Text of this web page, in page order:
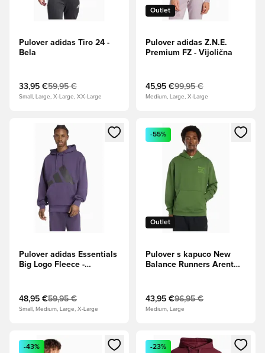
Pulover adidas Tiro 24 -
Bela
33,95 €59,95 €
Small, Large, X-Large, XX-Large
Outlet
Pulover adidas Z.N.E.
Premium FZ - Vijolična
45,95 €99,95 €
Medium, Large, X-Large
Odpre Modal za prijavo ali vpis kot član
Pulover adidas Essentials
Big Logo Fleece -
48,95 €59,95 €
Small, Medium, Large, X-Large
Odpre Modal za prijavo ali
Outlet
-55%
Pulover s kapuco New
Balance Runners Arent
43,95 €96,95 €
Medium, Large
Odpre Modal za prijavo ali vpis kot član
-43%
Odpre Modal za prijavo ali
-23%